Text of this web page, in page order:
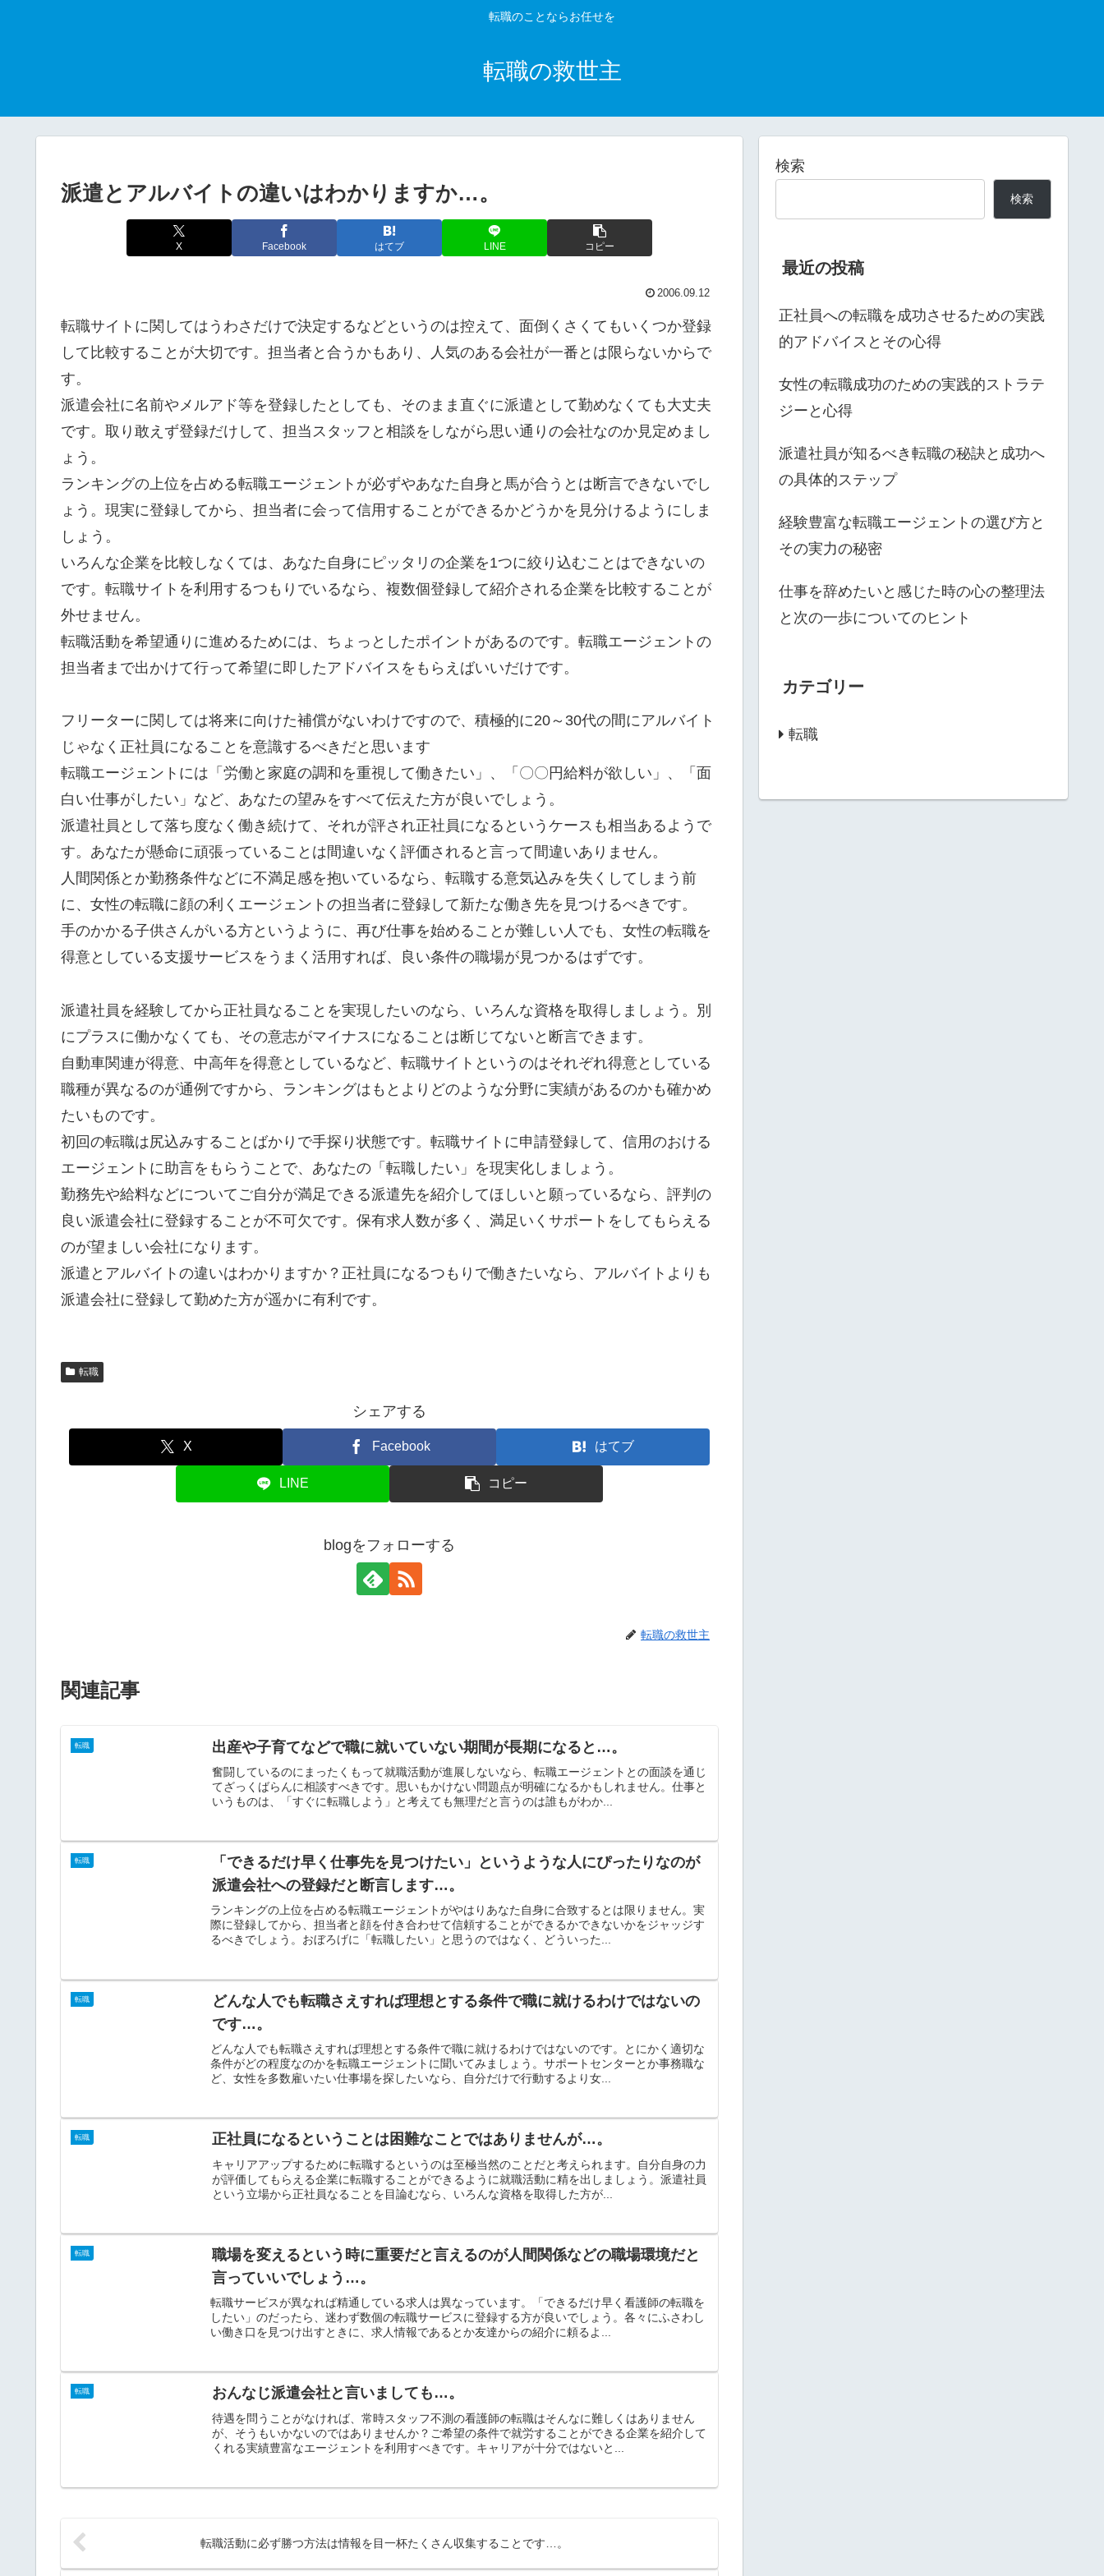
転職のことならお任せを
転職の救世主
派遣とアルバイトの違いはわかりますか…。
X Facebook はてブ LINE コピー
2006.09.12
転職サイトに関してはうわさだけで決定するなどというのは控えて、面倒くさくてもいくつか登録
して比較することが大切です。担当者と合うかもあり、人気のある会社が一番とは限らないからで
す。
派遣会社に名前やメルアド等を登録したとしても、そのまま直ぐに派遣として勤めなくても大丈夫
です。取り敢えず登録だけして、担当スタッフと相談をしながら思い通りの会社なのか見定めまし
ょう。
ランキングの上位を占める転職エージェントが必ずやあなた自身と馬が合うとは断言できないでし
ょう。現実に登録してから、担当者に会って信用することができるかどうかを見分けるようにしま
しょう。
いろんな企業を比較しなくては、あなた自身にピッタリの企業を1つに絞り込むことはできないの
です。転職サイトを利用するつもりでいるなら、複数個登録して紹介される企業を比較することが
外せません。
転職活動を希望通りに進めるためには、ちょっとしたポイントがあるのです。転職エージェントの
担当者まで出かけて行って希望に即したアドバイスをもらえばいいだけです。
フリーターに関しては将来に向けた補償がないわけですので、積極的に20～30代の間にアルバイト
じゃなく正社員になることを意識するべきだと思います
転職エージェントには「労働と家庭の調和を重視して働きたい」、「〇〇円給料が欲しい」、「面
白い仕事がしたい」など、あなたの望みをすべて伝えた方が良いでしょう。
派遣社員として落ち度なく働き続けて、それが評され正社員になるというケースも相当あるようで
す。あなたが懸命に頑張っていることは間違いなく評価されると言って間違いありません。
人間関係とか勤務条件などに不満足感を抱いているなら、転職する意気込みを失くしてしまう前
に、女性の転職に顔の利くエージェントの担当者に登録して新たな働き先を見つけるべきです。
手のかかる子供さんがいる方というように、再び仕事を始めることが難しい人でも、女性の転職を
得意としている支援サービスをうまく活用すれば、良い条件の職場が見つかるはずです。
派遣社員を経験してから正社員なることを実現したいのなら、いろんな資格を取得しましょう。別
にプラスに働かなくても、その意志がマイナスになることは断じてないと断言できます。
自動車関連が得意、中高年を得意としているなど、転職サイトというのはそれぞれ得意としている
職種が異なるのが通例ですから、ランキングはもとよりどのような分野に実績があるのかも確かめ
たいものです。
初回の転職は尻込みすることばかりで手探り状態です。転職サイトに申請登録して、信用のおける
エージェントに助言をもらうことで、あなたの「転職したい」を現実化しましょう。
勤務先や給料などについてご自分が満足できる派遣先を紹介してほしいと願っているなら、評判の
良い派遣会社に登録することが不可欠です。保有求人数が多く、満足いくサポートをしてもらえる
のが望ましい会社になります。
派遣とアルバイトの違いはわかりますか？正社員になるつもりで働きたいなら、アルバイトよりも
派遣会社に登録して勤めた方が遥かに有利です。
転職
シェアする
X Facebook はてブ
LINE コピー
blogをフォローする
転職の救世主
関連記事
転職 出産や子育てなどで職に就いていない期間が長期になると…。
奮闘しているのにまったくもって就職活動が進展しないなら、転職エージェントとの面談を通じ
てざっくばらんに相談すべきです。思いもかけない問題点が明確になるかもしれません。仕事と
いうものは、「すぐに転職しよう」と考えても無理だと言うのは誰もがわか...
転職
「できるだけ早く仕事先を見つけたい」というような人にぴったりなのが
派遣会社への登録だと断言します…。
ランキングの上位を占める転職エージェントがやはりあなた自身に合致するとは限りません。実
際に登録してから、担当者と顔を付き合わせて信頼することができるかできないかをジャッジす
るべきでしょう。おぼろげに「転職したい」と思うのではなく、どういった...
転職
どんな人でも転職さえすれば理想とする条件で職に就けるわけではないの
です…。
どんな人でも転職さえすれば理想とする条件で職に就けるわけではないのです。とにかく適切な
条件がどの程度なのかを転職エージェントに聞いてみましょう。サポートセンターとか事務職な
ど、女性を多数雇いたい仕事場を探したいなら、自分だけで行動するより女...
転職 正社員になるということは困難なことではありませんが…。
キャリアアップするために転職するというのは至極当然のことだと考えられます。自分自身の力
が評価してもらえる企業に転職することができるように就職活動に精を出しましょう。派遣社員
という立場から正社員なることを目論むなら、いろんな資格を取得した方が...
転職
職場を変えるという時に重要だと言えるのが人間関係などの職場環境だと
言っていいでしょう…。
転職サービスが異なれば精通している求人は異なっています。「できるだけ早く看護師の転職を
したい」のだったら、迷わず数個の転職サービスに登録する方が良いでしょう。各々にふさわし
い働き口を見つけ出すときに、求人情報であるとか友達からの紹介に頼るよ...
転職 おんなじ派遣会社と言いましても…。
待遇を問うことがなければ、常時スタッフ不測の看護師の転職はそんなに難しくはありません
が、そうもいかないのではありませんか？ご希望の条件で就労することができる企業を紹介して
くれる実績豊富なエージェントを利用すべきです。キャリアが十分ではないと...
転職活動に必ず勝つ方法は情報を目一杯たくさん収集することです…。
検索
検索
最近の投稿
正社員への転職を成功させるための実践
的アドバイスとその心得
女性の転職成功のための実践的ストラテ
ジーと心得
派遣社員が知るべき転職の秘訣と成功へ
の具体的ステップ
経験豊富な転職エージェントの選び方と
その実力の秘密
仕事を辞めたいと感じた時の心の整理法
と次の一歩についてのヒント
カテゴリー
転職